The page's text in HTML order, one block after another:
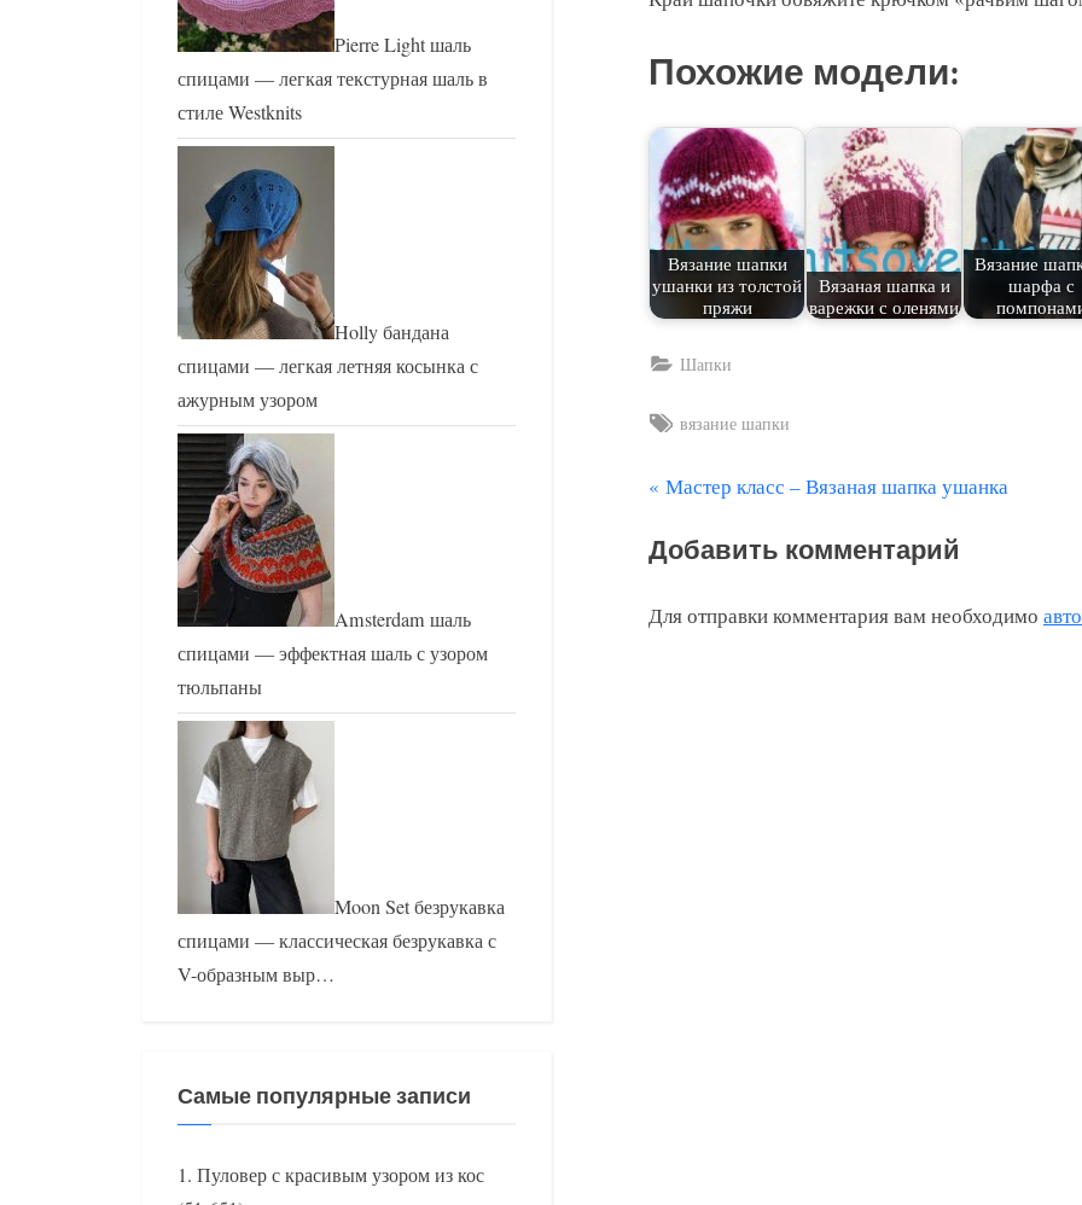
Похожие модели:
Вязание шапки
ушанки из толстой
пряжи
Вязаная шапка и
варежки с оленями
Вязание
шарфа с
Шапки
Tags:
вязание шапки
Навигация
по
записям
П
е
ы
Мастер класс – Вязаная шапка ушанка
Добавить комментарий
Для отправки комментария вам необходимо
Pierre Light шаль
спицами — легкая текстурная шаль в
стиле Westknits
Holly бандана
спицами — легкая летняя косынка с
ажурным узором
Amsterdam шаль
спицами — эффектная шаль с узором
тюльпаны
Moon Set безрукавка
спицами — классическая безрукавка с
V-образным выр…
Самые популярные записи
Пуловер с красивым узором из кос